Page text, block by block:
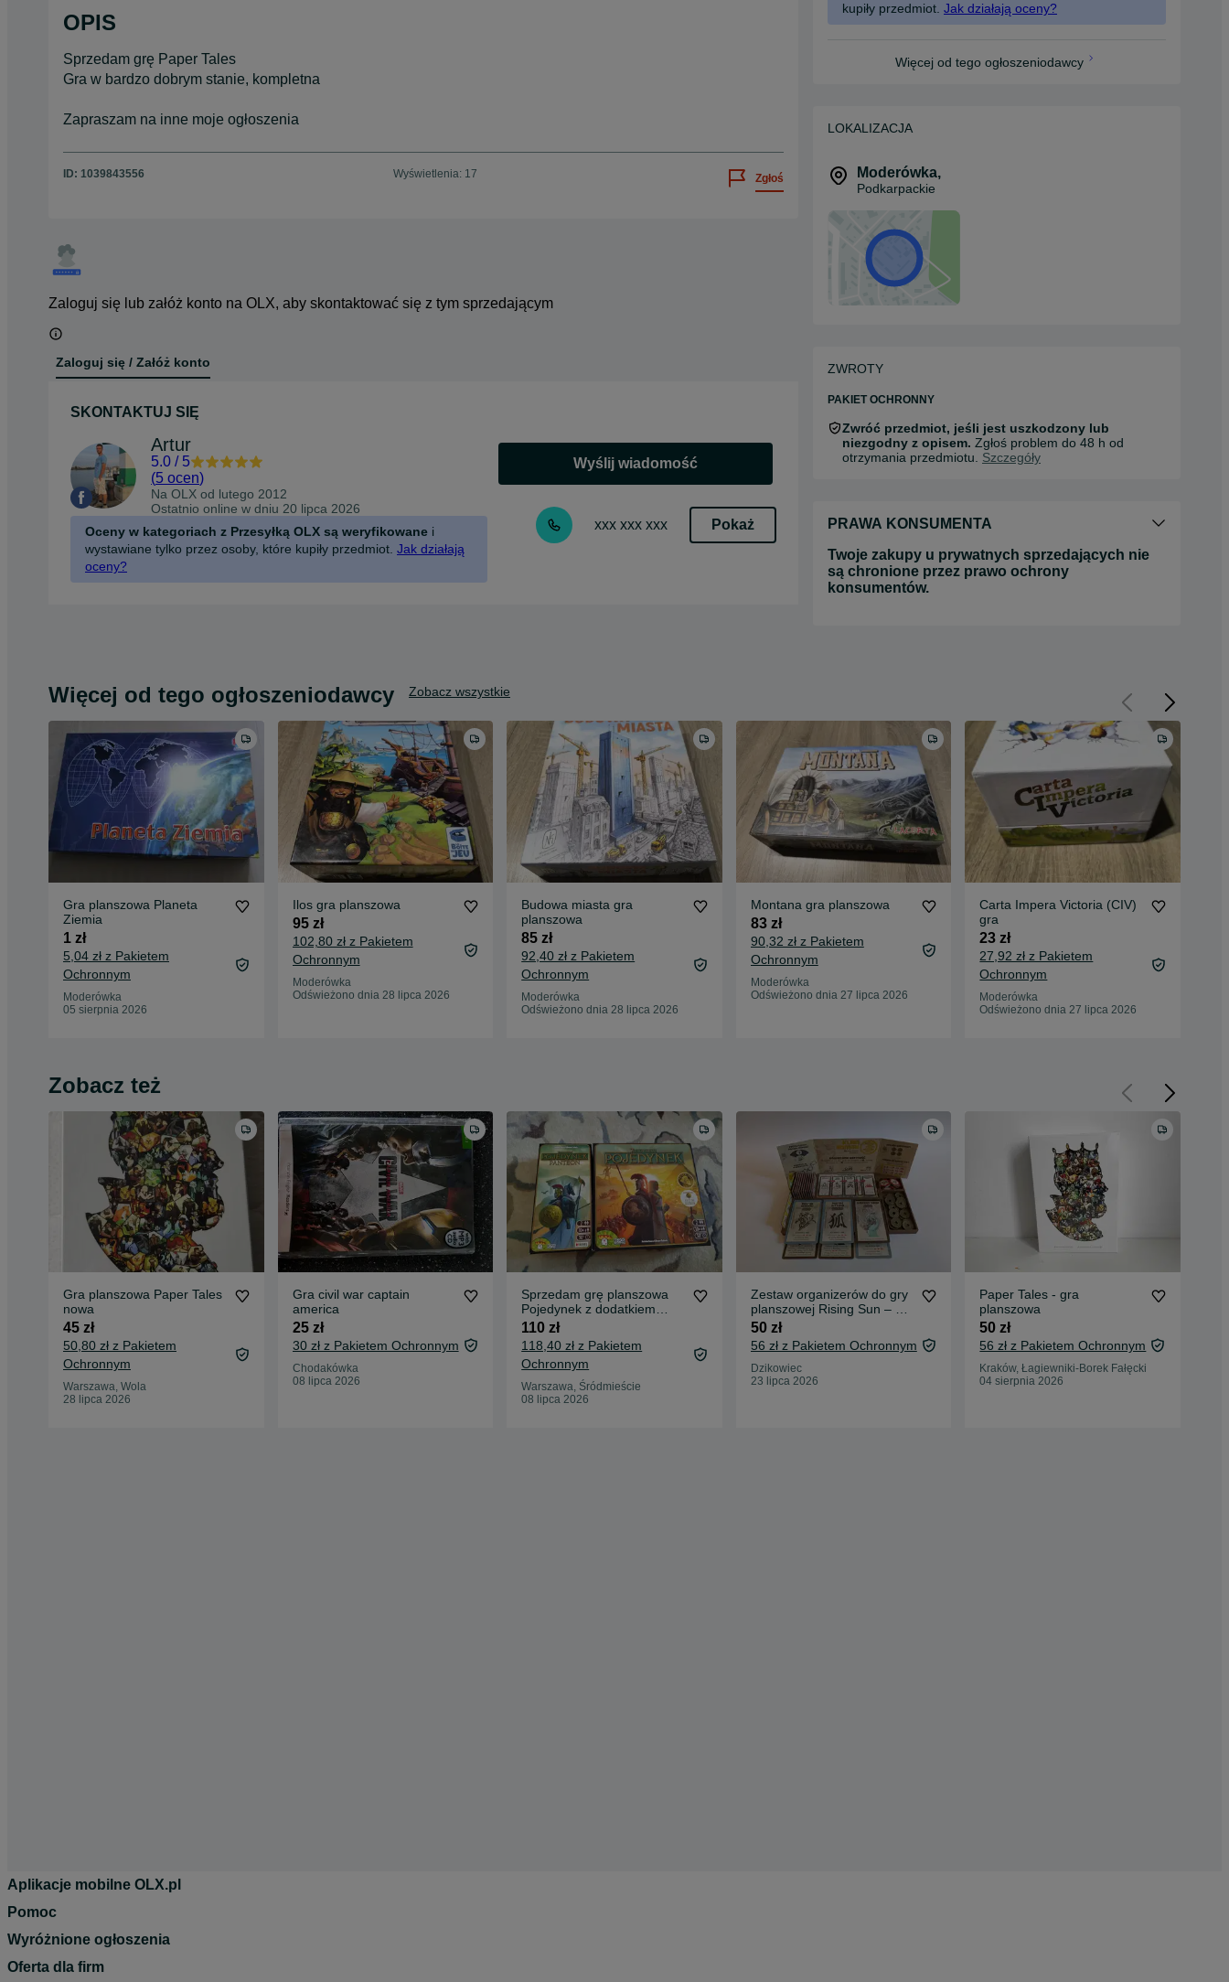
OPIS
Sprzedam grę Paper Tales
Gra w bardzo dobrym stanie, kompletna
Zapraszam na inne moje ogłoszenia
ID: 1039843556 Wyświetlenia: 17 Zgłoś
Zaloguj się lub załóż konto na OLX, aby skontaktować się z tym sprzedającym
Zaloguj się / Załóż konto
SKONTAKTUJ SIĘ
Artur
5.0 / 5
(5 ocen)
Na OLX od lutego 2012
Ostatnio online w dniu 20 lipca 2026
Oceny w kategoriach z Przesyłką OLX są weryfikowane i
wystawiane tylko przez osoby, które kupiły przedmiot. Jak działają
oceny?
Wyślij wiadomość
xxx xxx xxx Pokaż
kupiły przedmiot. Jak działają oceny?
Więcej od tego ogłoszeniodawcy
LOKALIZACJA
Moderówka,
Podkarpackie
ZWROTY
PAKIET OCHRONNY
Zwróć przedmiot, jeśli jest uszkodzony lub
niezgodny z opisem. Zgłoś problem do 48 h od
otrzymania przedmiotu. Szczegóły
PRAWA KONSUMENTA
Twoje zakupy u prywatnych sprzedających nie
są chronione przez prawo ochrony
konsumentów.
Więcej od tego ogłoszeniodawcy Zobacz wszystkie
Gra planszowa Planeta
Ziemia
1 zł
5,04 zł z Pakietem
Ochronnym
Moderówka
05 sierpnia 2026
Ilos gra planszowa
95 zł
102,80 zł z Pakietem
Ochronnym
Moderówka
Odświeżono dnia 28 lipca 2026
Budowa miasta gra
planszowa
85 zł
92,40 zł z Pakietem
Ochronnym
Moderówka
Odświeżono dnia 28 lipca 2026
Montana gra planszowa
83 zł
90,32 zł z Pakietem
Ochronnym
Moderówka
Odświeżono dnia 27 lipca 2026
Carta Impera Victoria (CIV)
gra
23 zł
27,92 zł z Pakietem
Ochronnym
Moderówka
Odświeżono dnia 27 lipca 2026
Zobacz też
Gra planszowa Paper Tales
nowa
45 zł
50,80 zł z Pakietem
Ochronnym
Warszawa, Wola
28 lipca 2026
Gra civil war captain
america
25 zł
30 zł z Pakietem Ochronnym
Chodakówka
08 lipca 2026
Sprzedam grę planszowa
Pojedynek z dodatkiem
Panteon
110 zł
118,40 zł z Pakietem
Ochronnym
Warszawa, Śródmieście
08 lipca 2026
Zestaw organizerów do gry
planszowej Rising Sun – 5
Sztuk
50 zł
56 zł z Pakietem Ochronnym
Dzikowiec
23 lipca 2026
Paper Tales - gra
planszowa
50 zł
56 zł z Pakietem Ochronnym
Kraków, Łagiewniki-Borek Fałęcki
04 sierpnia 2026
Aplikacje mobilne OLX.pl
Pomoc
Wyróżnione ogłoszenia
Oferta dla firm